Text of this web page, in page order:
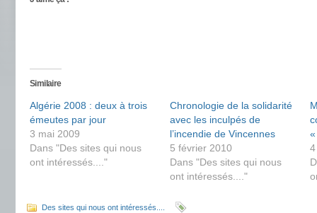
Similaire
Algérie 2008 : deux à trois
émeutes par jour
3 mai 2009
Dans "Des sites qui nous
ont intéressés...."
Chronologie de la solidarité
avec les inculpés de
l’incendie de Vincennes
5 février 2010
Dans "Des sites qui nous
ont intéressés...."
Des sites qui nous ont intéressés....